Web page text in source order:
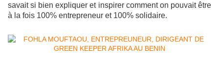
savait si bien expliquer et inspirer comment on pouvait être
à la fois 100% entrepreneur et 100% solidaire.